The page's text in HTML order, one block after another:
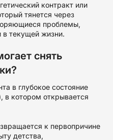
контракт или
тянется через
проблемы,
в текущей жизни.
снять
в глубокое состояние
в котором открывается
к первопричине
детства,